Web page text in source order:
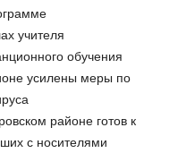
учителя
обучения
усилены меры по
районе готов к
с носителями